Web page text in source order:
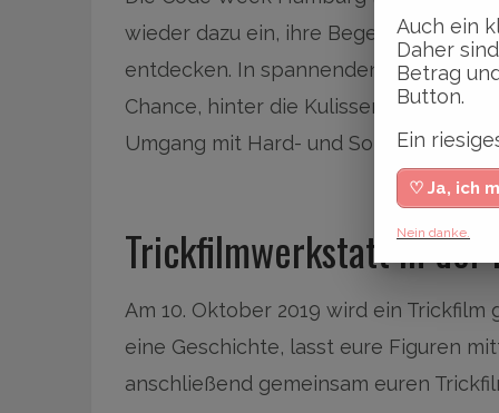
wieder dazu ein, ihre Begeisterung für
entdecken. In spannenden
Chance, hinter die Kulissen der
Umgang mit Hard- und Software zu
Trickfilmwerkstatt in der
Am 10. Oktober 2019 wird ein
eine Geschichte, lasst eure Figuren
anschließend gemeinsam euren
Auch ein
Daher sind
Betrag
Button.
Ein
♡ Ja, ich
Nein danke.